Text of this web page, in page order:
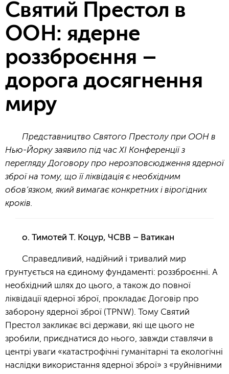
Святий Престол в
ООН: ядерне
роззброєння –
дорога досягнення
миру
Представництво Святого Престолу при ООН в
Нью-Йорку заявило під час XI Конференції з
перегляду Договору про нерозповсюдження ядерної
зброї на тому, що її ліквідація є необхідним
обов’язком, який вимагає конкретних і вірогідних
кроків.
о. Тимотей Т. Коцур, ЧСВВ – Ватикан
Справедливий, надійний і тривалий мир
ґрунтується на єдиному фундаменті: роззброєнні. А
необхідний шлях до цього, а також до повної
ліквідації ядерної зброї, прокладає Договір про
заборону ядерної зброї (TPNW). Тому Святий
Престол закликає всі держави, які ще цього не
зробили, приєднатися до нього, завжди ставлячи в
центрі уваги «катастрофічні гуманітарні та екологічні
наслідки використання ядерної зброї» з «руйнівними